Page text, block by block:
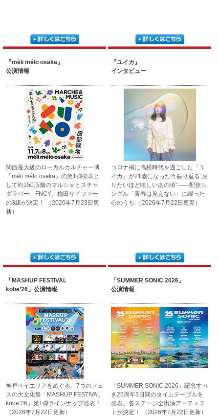
『méli mélo osaka』
公演情報
関西最大級のローカルカルチャ ー博
『méli mélo osaka』の第1弾発表と
して約150店舗のマルシェとスチャ
ダラパー、
FNCY、梅田サイファー
の3組が決定！
（2026年7月23日更
新）
『ユイカ』
インタビュー
コロナ禍に高校時代を過ごした 『ユ
イカ』が21歳になった今振 り返る“戻
りたいほど眩しいあの頃”――配信シ
ングル「青春は見えない」に綴った
心のうち
（2026年7月22日更新）
「MASHUP FESTIVAL
kobe’26」公演情報
神戸ベイエリアをめぐる、7つのフェ
スの大文化祭 「MASHUP FESTIVAL
kobe’26」第1弾ラインナップ発表！
（2026年7月22日更新）
「SUMMER SONIC 2026」
公演情報
「SUMMER SONIC 2026」記念すべ
き25周年3日間のタイムテーブルを
発表。各ステージ全出演アーティ ス
トが決定！
（2026年7月22日更新）